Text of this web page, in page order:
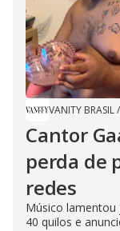
VANITY BRASIL/
Cantor
perda de
redes
Músico
40 quilos e